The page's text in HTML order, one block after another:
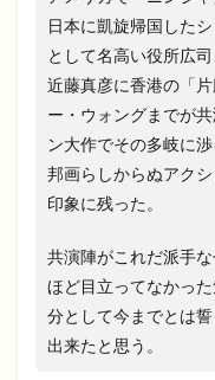
日本に凱旋帰国した
として名高い役所広
近藤真彦に香港の「
ー・ウォングまでが
ン大作でその多岐に
邦画らしからぬアク
印象に残った。
共演陣がこれだ派手
ほど目立ってなかっ
分として今までとは
出来たと思う。